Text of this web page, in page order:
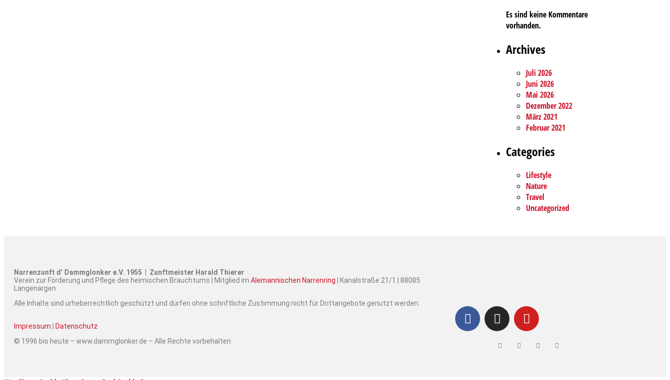
Es sind keine Kommentare
vorhanden.
Archives
Juli 2026
Juni 2026
Mai 2026
Dezember 2022
März 2021
Februar 2021
Categories
Lifestyle
Nature
Travel
Uncategorized
Narrenzunft d’ Dammglonker e.V. 1955 | Zunftmeister Harald Thierer
Verein zur Förderung und Pflege des heimischen Brauchtums | Mitglied im Alemannischen Narrenring | Kanalstraße 21/1 | 88085
Langenargen
Alle Inhalte sind urheberrechtlich geschützt und dürfen ohne schriftliche Zustimmung nicht für Drittangebote genutzt werden.
Impressum
Datenschutz
© 1996 bis heute – www.dammglonker.de – Alle Rechte vorbehalten